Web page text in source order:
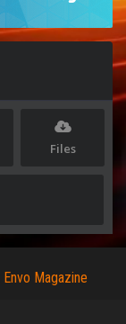
Files
Envo Magazine